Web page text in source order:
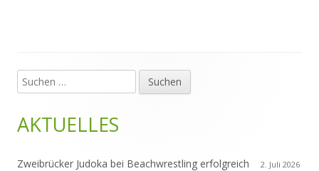
Haupt-
Seitenleiste
Suchen
nach:
AKTUELLES
Zweibrücker Judoka bei Beachwrestling erfolgreich 2. Juli 2026